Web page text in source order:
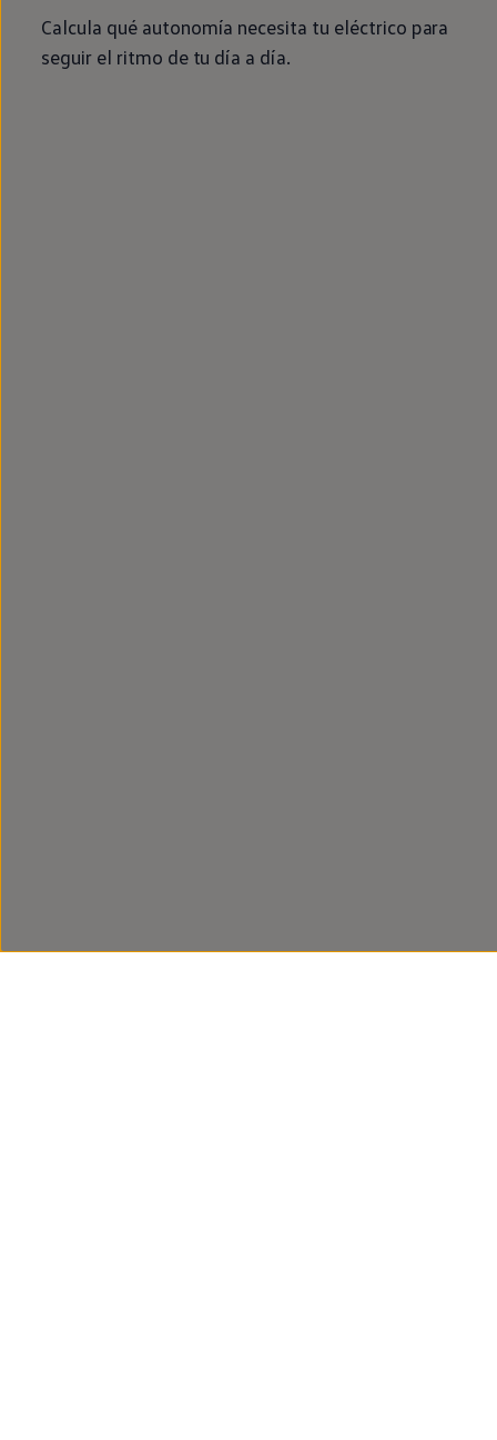
Calcula qué autonomía necesita tu eléctrico para
seguir el ritmo de tu día a día.